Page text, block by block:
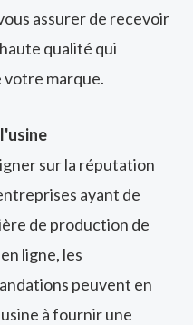
assurer de recevoir
qualité qui
votre marque.
sur la réputation
ayant de
de production de
ligne, les
peuvent en
à fournir une